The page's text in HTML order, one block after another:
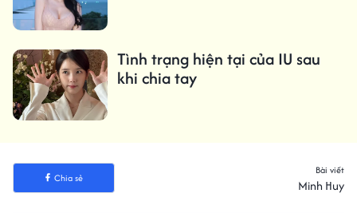
Tình trạng hiện tại của IU sau
khi chia tay
Chia sẻ
Bài viết
Minh Huy